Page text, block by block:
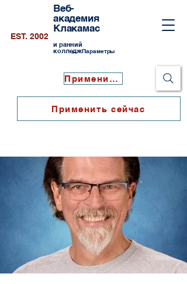
Веб-
академия
Клакамас
и ранний
колледжПараметры
EST. 2002
Применить сейчас
Применить сейчас